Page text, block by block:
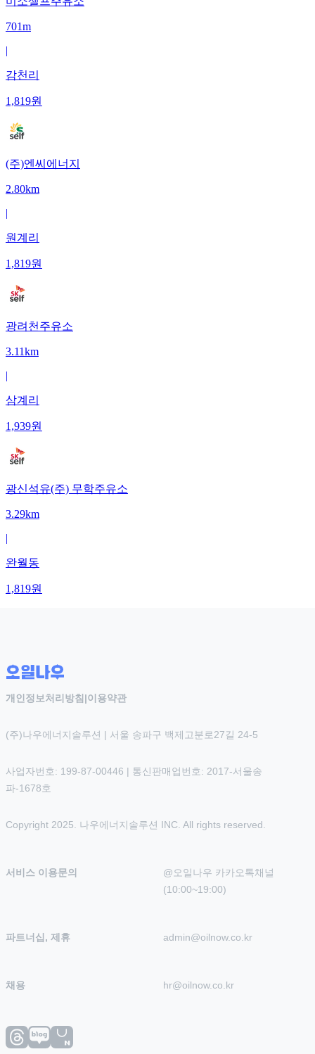
701m
|
감천리
1,819원
(주)엔씨에너지
2.80km
|
원계리
1,819원
광려천주유소
3.11km
|
삼계리
1,939원
광신석유(주) 무학주유소
3.29km
|
완월동
1,819원
개인정보처리방침 |이용약관
(주)나우에너지솔루션 | 서울 송파구 백제고분로27길 24-5
사업자번호: 199-87-00446 | 통신판매업번호: 2017-서울송
파-1678호
Copyright 2025. 나우에너지솔루션 INC. All rights reserved.
서비스 이용문의
@오일나우 카카오톡채널
(10:00~19:00)
파트너십, 제휴 admin@oilnow.co.kr
채용 hr@oilnow.co.kr